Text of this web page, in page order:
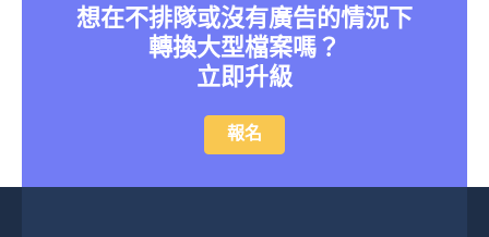
想在不排隊或沒有廣告的情況下
轉換大型檔案嗎？
立即升級
報名